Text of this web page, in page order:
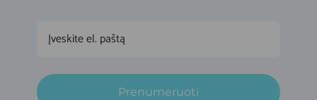
Prenumeruoti